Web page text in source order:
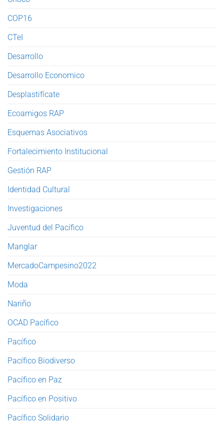
COP16
CTeI
Desarrollo
Desarrollo Economico
Desplastifícate
Ecoamigos RAP
Esquemas Asociativos
Fortalecimiento Institucional
Gestión RAP
Identidad Cultural
Investigaciones
Juventud del Pacífico
Manglar
MercadoCampesino2022
Moda
Nariño
OCAD Pacífico
Pacífico
Pacífico Biodiverso
Pacífico en Paz
Pacífico en Positivo
Pacífico Solidario